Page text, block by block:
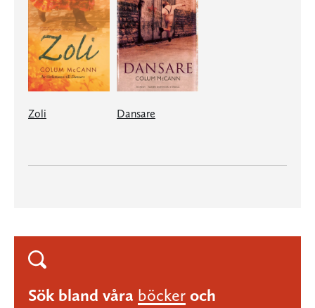
Zoli Dansare
Sök bland våra böcker och